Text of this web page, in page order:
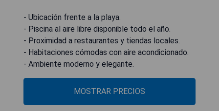
- Ubicación frente a la playa.
- Piscina al aire libre disponible todo el año.
- Proximidad a restaurantes y tiendas locales.
- Habitaciones cómodas con aire acondicionado.
- Ambiente moderno y elegante.
MOSTRAR PRECIOS